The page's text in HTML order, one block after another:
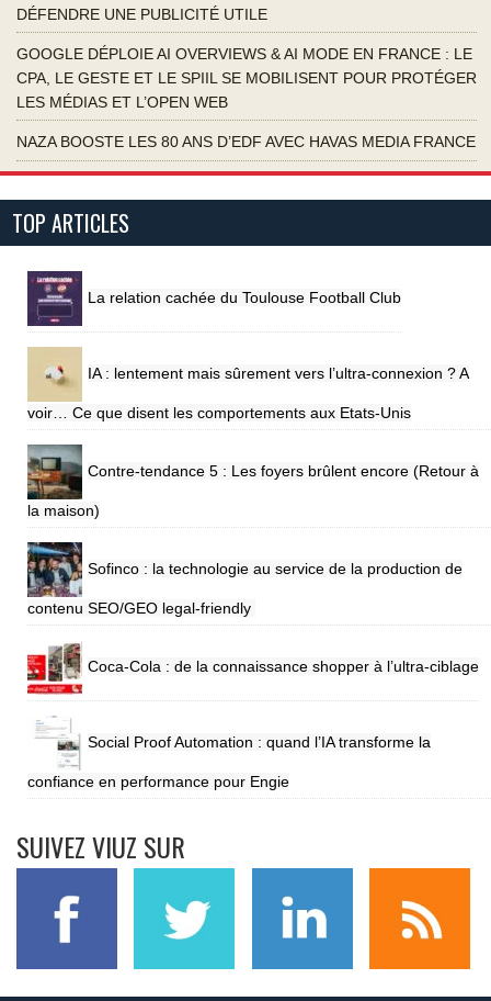
DÉFENDRE UNE PUBLICITÉ UTILE
GOOGLE DÉPLOIE AI OVERVIEWS & AI MODE EN FRANCE : LE
CPA, LE GESTE ET LE SPIIL SE MOBILISENT POUR PROTÉGER
LES MÉDIAS ET L’OPEN WEB
NAZA BOOSTE LES 80 ANS D’EDF AVEC HAVAS MEDIA FRANCE
TOP ARTICLES
La relation cachée du Toulouse Football Club
IA : lentement mais sûrement vers l’ultra-connexion ? A
voir… Ce que disent les comportements aux Etats-Unis
Contre-tendance 5 : Les foyers brûlent encore (Retour à
la maison)
Sofinco : la technologie au service de la production de
contenu SEO/GEO legal-friendly
Coca-Cola : de la connaissance shopper à l’ultra-ciblage
Social Proof Automation : quand l’IA transforme la
confiance en performance pour Engie
SUIVEZ VIUZ SUR